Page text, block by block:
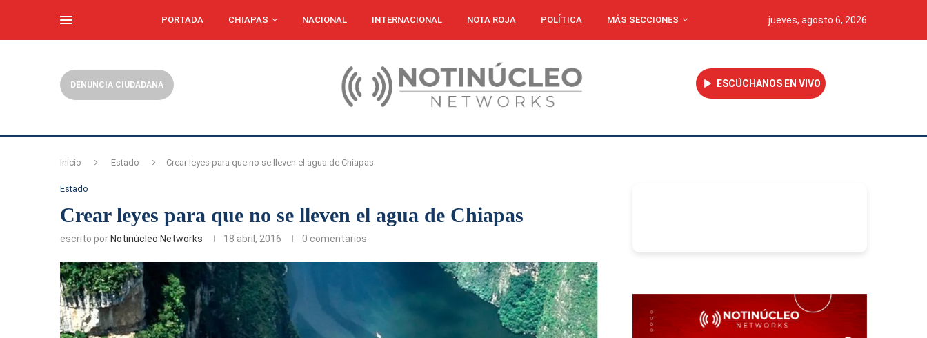
PORTADA CHIAPAS NACIONAL INTERNACIONAL NOTA ROJA POLÍTICA MÁS SECCIONES jueves, agosto 6, 2026
DENUNCIA CIUDADANA ESCÚCHANOS EN VIVO
Inicio Estado Crear leyes para que no se lleven el agua de Chiapas
Estado
Crear leyes para que no se lleven el agua de Chiapas
escrito por Notinúcleo Networks 18 abril, 2016 0 comentarios